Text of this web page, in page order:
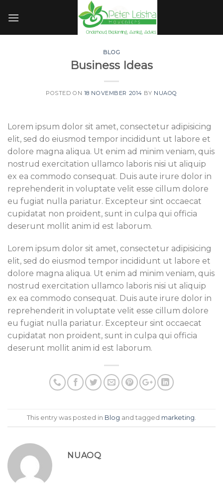
BLOG
Business Ideas
POSTED ON 18 NOVEMBER 2014 BY NUAOQ
Lorem ipsum dolor sit amet, consectetur adipisicing
elit, sed do eiusmod tempor incididunt ut labore et
dolore magna aliqua. Ut enim ad minim veniam, quis
nostrud exercitation ullamco laboris nisi ut aliquip
ex ea commodo consequat. Duis aute irure dolor in
reprehenderit in voluptate velit esse cillum dolore
eu fugiat nulla pariatur. Excepteur sint occaecat
cupidatat non proident, sunt in culpa qui officia
deserunt mollit anim id est laborum.
Lorem ipsum dolor sit amet, consectetur adipisicing
elit, sed do eiusmod tempor incididunt ut labore et
dolore magna aliqua. Ut enim ad minim veniam, quis
nostrud exercitation ullamco laboris nisi ut aliquip
ex ea commodo consequat. Duis aute irure dolor in
reprehenderit in voluptate velit esse cillum dolore
eu fugiat nulla pariatur. Excepteur sint occaecat
cupidatat non proident, sunt in culpa qui officia
deserunt mollit anim id est laborum.
This entry was posted in Blog and tagged marketing
NUAOQ